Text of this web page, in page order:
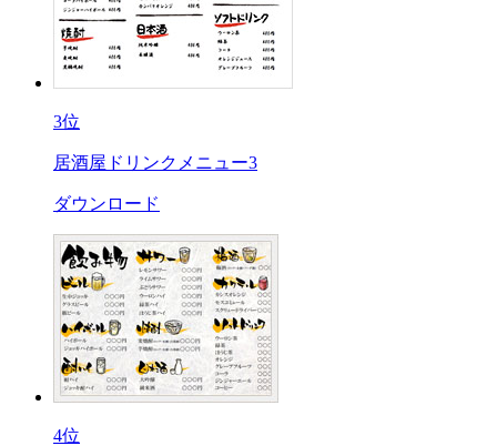
3位
居酒屋ドリンクメニュー3
ダウンロード
4位